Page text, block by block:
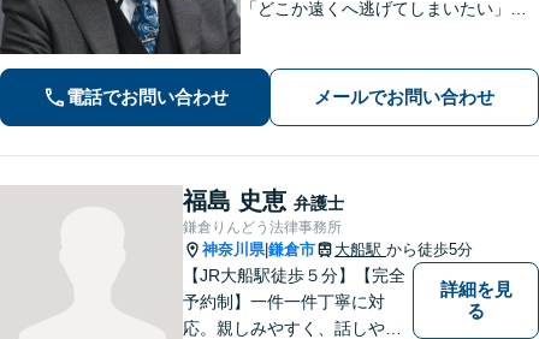
「どこか遠くへ逃げてしまいたい」と
す。肩の荷を下ろして、ぜひご相談く
ださい【横須賀中央駅6分】
電話でお問い合わせ メールでお問い合わせ
福島 史恵 弁護士
鎌倉りんどう法律事務所
神奈川県|鎌倉市 大船駅 から徒歩5分
【JR大船駅徒歩５分】【完全
予約制】一件一件丁寧に対
応。親しみやすく、話しやす
詳細を見
る